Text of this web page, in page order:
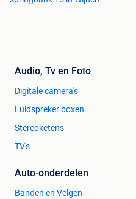
Audio, Tv en Foto
Digitale camera's
Luidspreker boxen
Stereoketens
TV's
Auto-onderdelen
Banden en Velgen